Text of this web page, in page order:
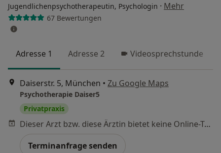
Jugendlichenpsychotherapeutin, Psychologin · Mehr
67 Bewertungen
Adresse 1 Adresse 2 Videosprechstunde
Daiserstr. 5, München • Zu Google Maps
Psychotherapie Daiser5
Privatpraxis
Dieser Arzt bzw. diese Ärztin bietet keine Online-Terminbuchung an diesem Standort an.
Terminanfrage senden